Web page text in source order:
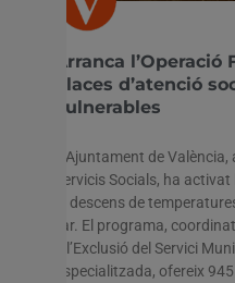
Arranca
places d’atenció
vulnerables
L’Ajuntament de
Servicis Socials, ha
al descens de
llar. El programa,
a l’Exclusió del Servici
Especialitzada, ofereix